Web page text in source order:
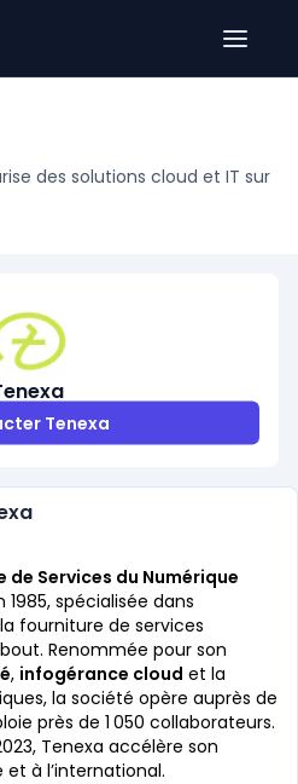
des solutions cloud et IT sur
Tenexa
de Services du Numérique
spécialisée dans
fourniture de services
Renommée pour son
, infogérance cloud et la
la société opère auprès de
près de 1 050 collaborateurs.
Tenexa accélère son
à l’international.